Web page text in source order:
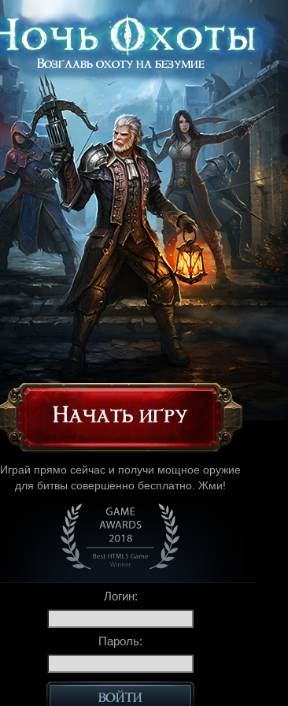
Возглавь охоту на безумие
Начать игру
Играй прямо сейчас и получи мощное оружие
для битвы совершенно бесплатно. Жми!
Логин:
Пароль: